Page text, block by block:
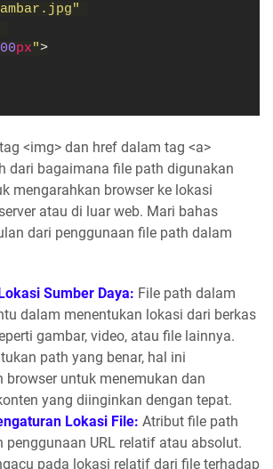
px">
<img> dan href dalam tag <a>
dari bagaimana file path digunakan
mengarahkan browser ke lokasi
atau di luar web. Mari bahas
dari penggunaan file path dalam
Sumber Daya: File path dalam
dalam menentukan lokasi dari berkas
gambar, video, atau file lainnya.
path yang benar, hal ini
browser untuk menemukan dan
yang diinginkan dengan tepat.
Lokasi File: Atribut file path
penggunaan URL relatif atau absolut.
pada lokasi relatif dari file terhadap